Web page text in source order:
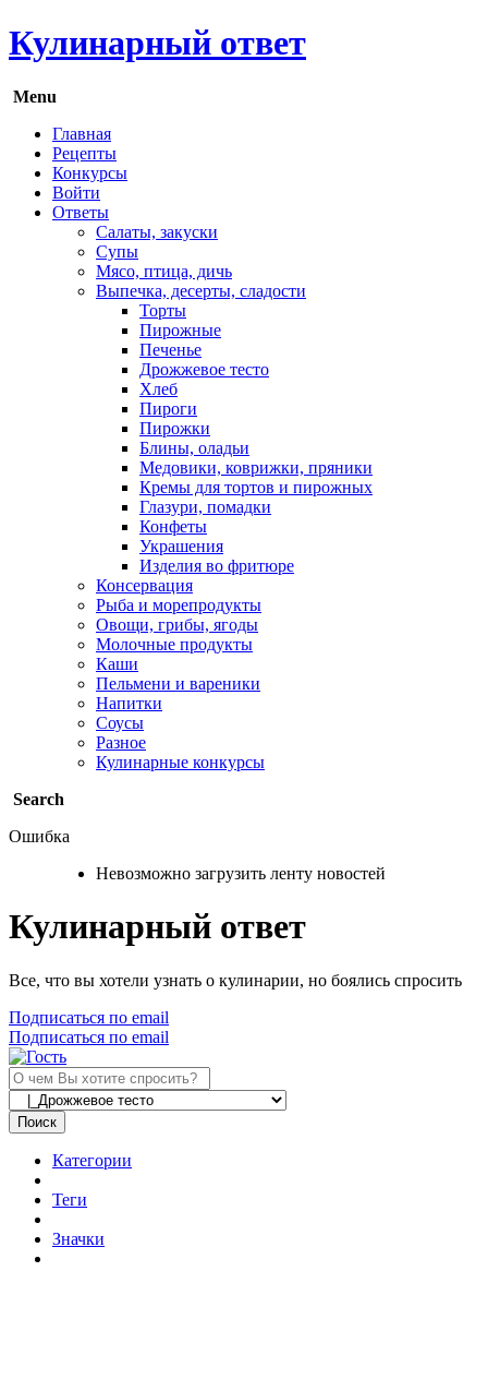
Кулинарный ответ
Menu
Главная
Рецепты
Конкурсы
Войти
Ответы
Салаты, закуски
Супы
Мясо, птица, дичь
Выпечка, десерты, сладости
Торты
Пирожные
Печенье
Дрожжевое тесто
Хлеб
Пироги
Пирожки
Блины, оладьи
Медовики, коврижки, пряники
Кремы для тортов и пирожных
Глазури, помадки
Конфеты
Украшения
Изделия во фритюре
Консервация
Рыба и морепродукты
Овощи, грибы, ягоды
Молочные продукты
Каши
Пельмени и вареники
Напитки
Соусы
Разное
Кулинарные конкурсы
Search
Ошибка
Невозможно загрузить ленту новостей
Кулинарный ответ
Все, что вы хотели узнать о кулинарии, но боялись спросить
Подписаться по email
Подписаться по email
Поиск
Категории
Теги
Значки